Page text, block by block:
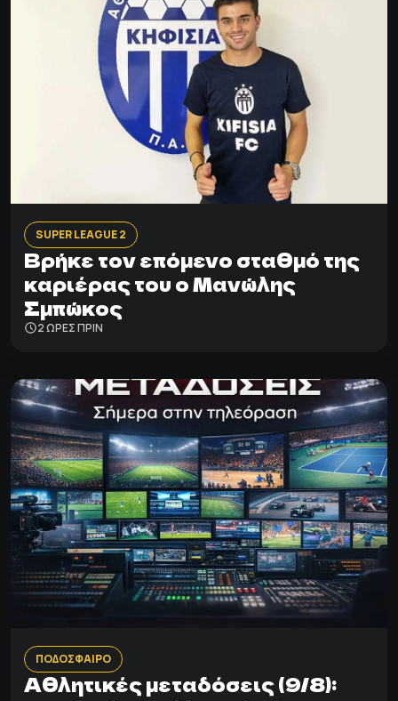
SUPER LEAGUE 2
Βρήκε τον επόμενο σταθμό της
καριέρας του ο Μανώλης
Σμπώκος
2 ΩΡΕΣ ΠΡΙΝ
ΠΟΔΟΣΦΑΙΡΟ
Αθλητικές μεταδόσεις (9/8):